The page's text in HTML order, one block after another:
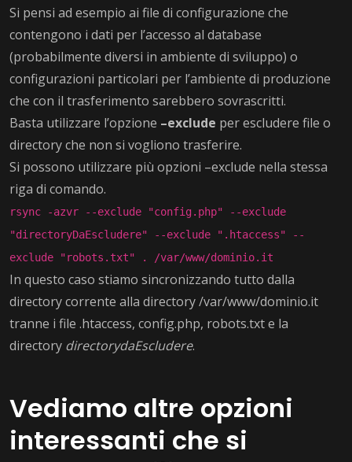
Si pensi ad esempio ai file di configurazione che
contengono i dati per l’accesso al database
(probabilmente diversi in ambiente di sviluppo) o
configurazioni particolari per l’ambiente di produzione
che con il trasferimento sarebbero sovrascritti.
Basta utilizzare l’opzione –exclude per escludere file o
directory che non si vogliono trasferire.
Si possono utilizzare più opzioni –exclude nella stessa
riga di comando.
rsync -azvr --exclude "config.php" --exclude
"directoryDaEscludere" --exclude ".htaccess" --
exclude "robots.txt" . /var/www/dominio.it
In questo caso stiamo sincronizzando tutto dalla
directory corrente alla directory /var/www/dominio.it
tranne i file .htaccess, config.php, robots.txt e la
directory directorydaEscludere.
Vediamo altre opzioni
interessanti che si